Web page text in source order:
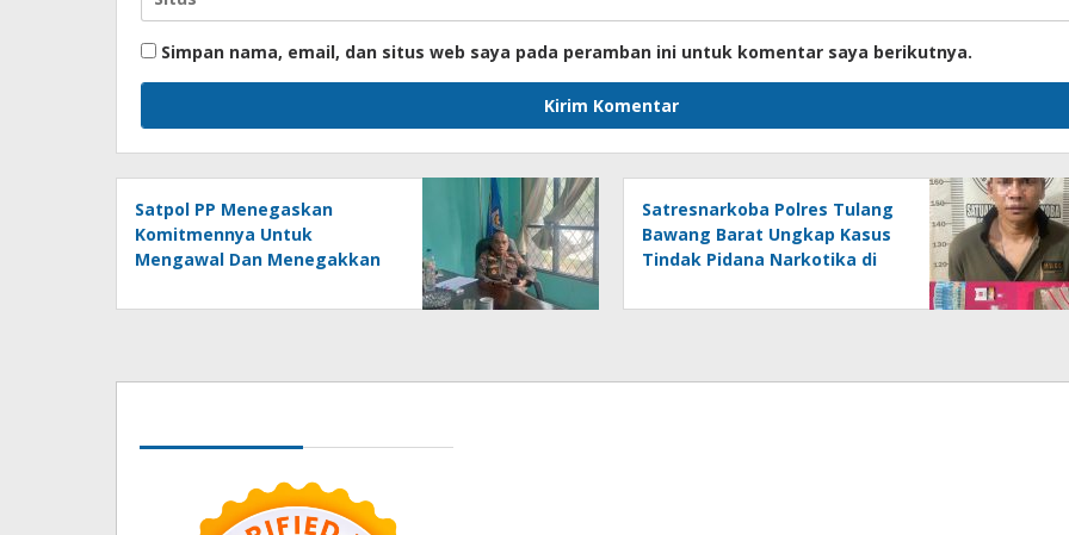
Simpan nama, email, dan situs web saya pada peramban ini untuk komentar saya berikutnya.
Satpol PP Menegaskan
Komitmennya Untuk
Mengawal Dan Menegakkan
Satresnarkoba Polres Tulang
Bawang Barat Ungkap Kasus
Tindak Pidana Narkotika di